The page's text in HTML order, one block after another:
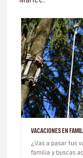
VACACIONES EN
¿Vas a pasar tus
familia y buscas